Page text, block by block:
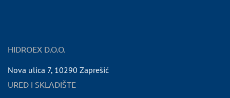
HIDROEX D.O.O.
Nova ulica 7, 10290 Zaprešić
URED I SKLADIŠTE